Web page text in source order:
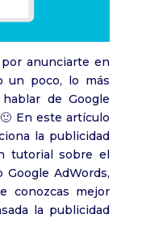
anunciarte en
un poco, lo más
de Google
En este artículo
la publicidad
tutorial sobre el
AdWords,
conozcas mejor
la publicidad